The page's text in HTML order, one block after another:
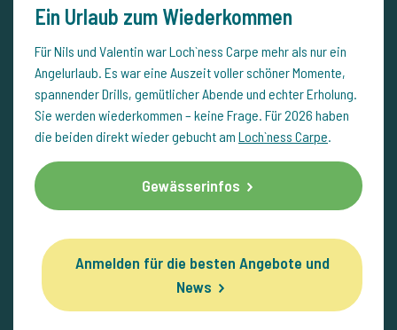
Ein Urlaub zum Wiederkommen
Für Nils und Valentin war Loch`ness Carpe mehr als nur ein
Angelurlaub. Es war eine Auszeit voller schöner Momente,
spannender Drills, gemütlicher Abende und echter Erholung.
Sie werden wiederkommen – keine Frage. Für 2026 haben
die beiden direkt wieder gebucht am Loch`ness Carpe.
Gewässerinfos
Anmelden für die besten Angebote und
News